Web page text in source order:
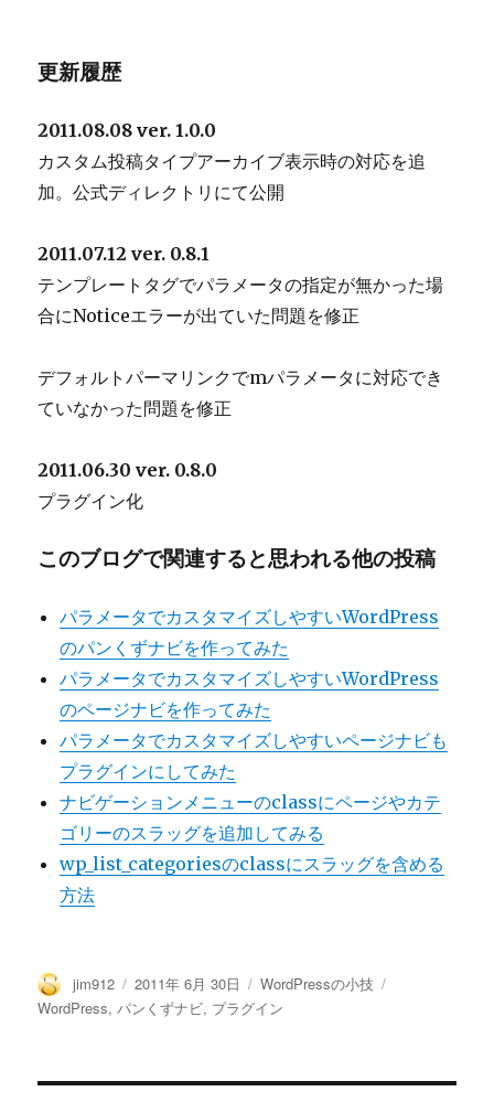
更新履歴
2011.08.08 ver. 1.0.0
カスタム投稿タイプアーカイブ表示時の対応を追
加。公式ディレクトリにて公開
2011.07.12 ver. 0.8.1
テンプレートタグでパラメータの指定が無かった場
合にNoticeエラーが出ていた問題を修正
デフォルトパーマリンクでmパラメータに対応でき
ていなかった問題を修正
2011.06.30 ver. 0.8.0
プラグイン化
このブログで関連すると思われる他の投稿
パラメータでカスタマイズしやすいWordPress
のパンくずナビを作ってみた
パラメータでカスタマイズしやすいWordPress
のページナビを作ってみた
パラメータでカスタマイズしやすいページナビも
プラグインにしてみた
ナビゲーションメニューのclassにページやカテ
ゴリーのスラッグを追加してみる
wp_list_categoriesのclassにスラッグを含める
方法
投
稿
jim912
投
稿
2011年 6月 30日
カ
テ
WordPressの小技
WordPress,パンくずナビ, プラグイン